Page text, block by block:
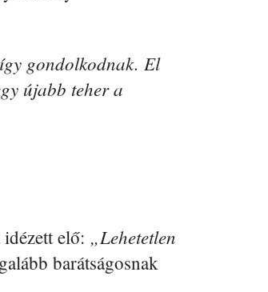
gondolkodnak. El
újabb teher a
elő: „Lehetetlen
barátságosnak